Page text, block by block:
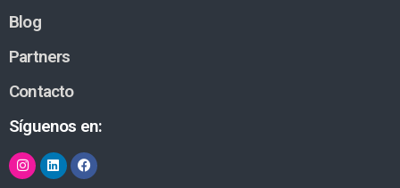
Blog
Partners
Contacto
Síguenos en: